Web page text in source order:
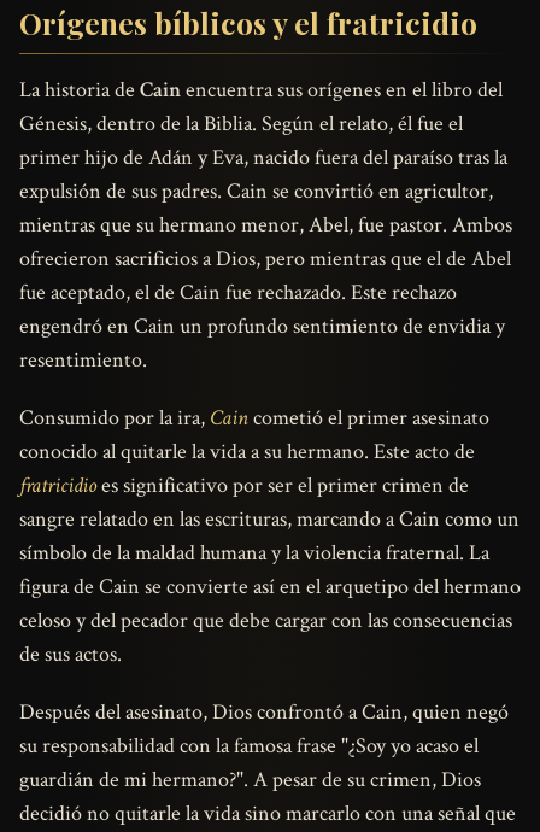
Orígenes bíblicos y el fratricidio
La historia de Cainencuentra sus orígenes en el libro del
Génesis, dentro de la Biblia. Según el relato, él fue el
primer hijo de Adán y Eva, nacido fuera del paraíso tras la
expulsión de sus padres. Cain se convirtió en agricultor,
mientras que su hermano menor, Abel, fue pastor. Ambos
ofrecieron sacrificios a Dios, pero mientras que el de Abel
fue aceptado, el de Cain fue rechazado. Este rechazo
engendró en Cain un profundo sentimiento de envidia y
resentimiento.
Consumido por la ira, Caincometió el primer asesinato
conocido al quitarle la vida a su hermano. Este acto de
fratricidioes significativo por ser el primer crimen de
sangre relatado en las escrituras, marcando a Cain como un
símbolo de la maldad humana y la violencia fraternal. La
figura de Cain se convierte así en el arquetipo del hermano
celoso y del pecador que debe cargar con las consecuencias
de sus actos.
Después del asesinato, Dios confrontó a Cain, quien negó
su responsabilidad con la famosa frase "¿Soy yo acaso el
guardián de mi hermano?". A pesar de su crimen, Dios
decidió no quitarle la vida sino marcarlo con una señal que